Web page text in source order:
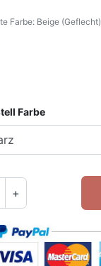
Farbe: Beige (Geflecht)
(Geflecht)
Farbe
+